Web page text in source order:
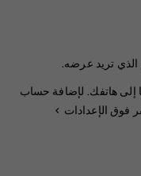
الذي تريد عرضه.
إلى هاتفك. لإضافة حساب
فوق الإعدادات >